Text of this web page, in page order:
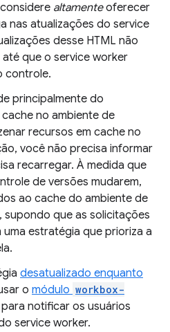
altamenteoferecer
nas atualizações do service
desse HTML não
que o service worker
controle.
principalmente do
no ambiente de
recursos em cache no
você não precisa informar
recarregar. À medida que
de versões mudarem,
ao cache do ambiente de
que as solicitações
estratégia que prioriza a
desatualizado enquanto
o módulo workbox-
para notificar os usuários
service worker.